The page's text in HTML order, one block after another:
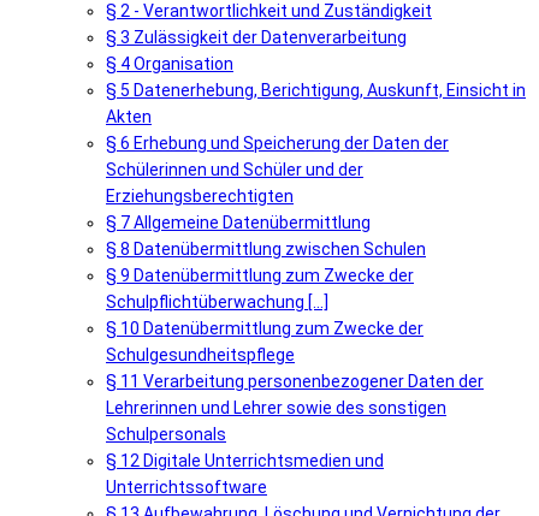
§ 2 - Verantwortlichkeit und Zuständigkeit
§ 3 Zulässigkeit der Datenverarbeitung
§ 4 Organisation
§ 5 Datenerhebung, Berichtigung, Auskunft, Einsicht in
Akten
§ 6 Erhebung und Speicherung der Daten der
Schülerinnen und Schüler und der
Erziehungsberechtigten
§ 7 Allgemeine Datenübermittlung
§ 8 Datenübermittlung zwischen Schulen
§ 9 Datenübermittlung zum Zwecke der
Schulpflichtüberwachung [...]
§ 10 Datenübermittlung zum Zwecke der
Schulgesundheitspflege
§ 11 Verarbeitung personenbezogener Daten der
Lehrerinnen und Lehrer sowie des sonstigen
Schulpersonals
§ 12 Digitale Unterrichtsmedien und
Unterrichtssoftware